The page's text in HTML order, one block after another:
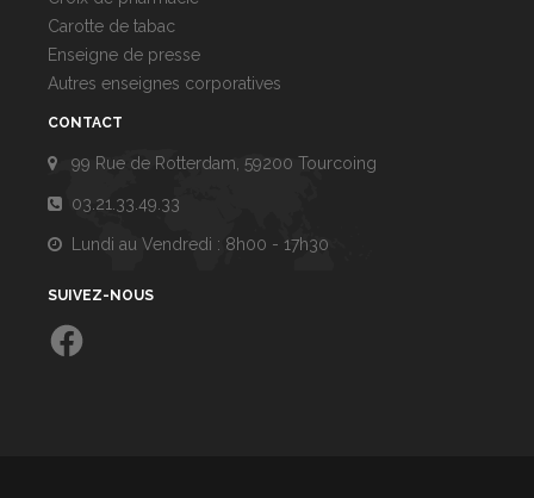
Carotte de tabac
Enseigne de presse
Autres enseignes corporatives
CONTACT
99 Rue de Rotterdam, 59200 Tourcoing
03.21.33.49.33
Lundi au Vendredi : 8h00 - 17h30
SUIVEZ-NOUS
Facebook